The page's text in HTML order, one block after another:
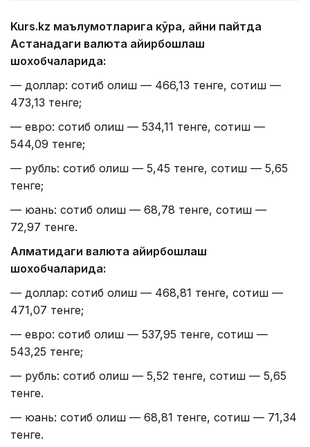
Kurs.kz маълумотларига кўра, айни пайтда
Астанадаги валюта айирбошлаш
шохобчаларида:
— доллар: сотиб олиш — 466,13 тенге, сотиш —
473,13 тенге;
— евро: сотиб олиш — 534,11 тенге, сотиш —
544,09 тенге;
— рубль: сотиб олиш — 5,45 тенге, сотиш — 5,65
тенге;
— юань: сотиб олиш — 68,78 тенге, сотиш —
72,97 тенге.
Алматидаги валюта айирбошлаш
шохобчаларида:
— доллар: сотиб олиш — 468,81 тенге, сотиш —
471,07 тенге;
— евро: сотиб олиш — 537,95 тенге, сотиш —
543,25 тенге;
— рубль: сотиб олиш — 5,52 тенге, сотиш — 5,65
тенге.
— юань: сотиб олиш — 68,81 тенге, сотиш — 71,34
тенге.